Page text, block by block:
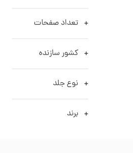
تعداد صفحات
کشور سازنده
نوع جلد
برند